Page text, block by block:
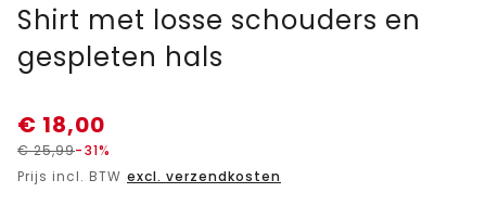
Shirt met losse schouders en
gespleten hals
€ 18,00
€25,99-31%
Prijs incl. BTW excl. verzendkosten